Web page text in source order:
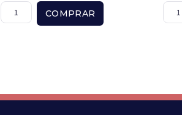
COMPRAR